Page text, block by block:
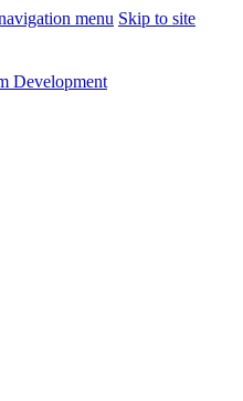
menu Skip to site
Development